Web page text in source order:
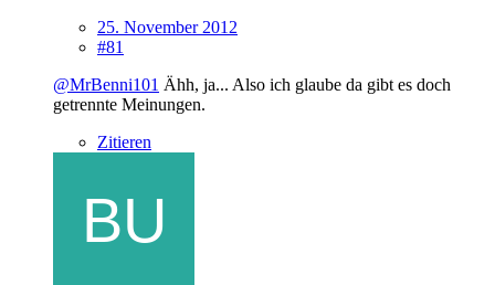
25. November 2012
#81
@MrBenni101 Ähh, ja... Also ich glaube da gibt es doch
getrennte Meinungen.
Zitieren